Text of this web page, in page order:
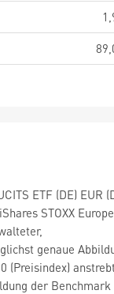
ETF (DE) EUR
STOXX
genaue
(Preisindex)
der Benchmark